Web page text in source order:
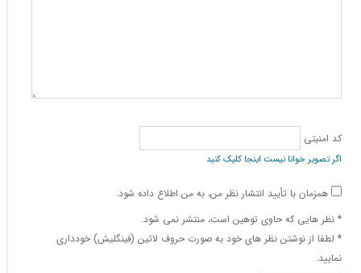
کد امنیتی
اگر تصویر خوانا نیست اینجا کلیک کنید
همزمان با تأیید انتشار نظر من، به من اطلاع داده شود.
* نظر هایی كه حاوی توهین است، منتشر نمی شود.
* لطفا از نوشتن نظر های خود به صورت حروف لاتین (فینگلیش) خودداری
نمایید.